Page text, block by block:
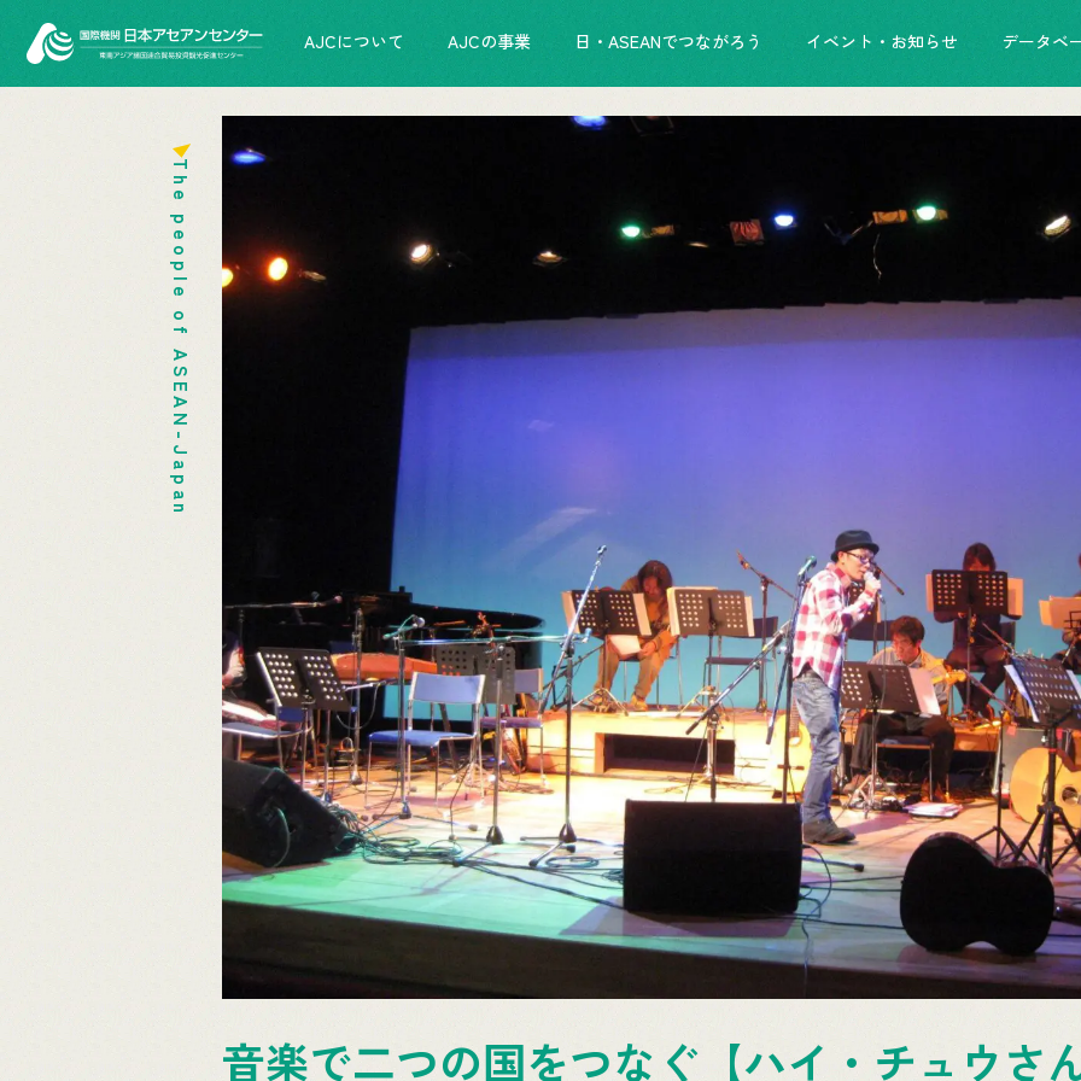
AJCについて AJCの事業 日・ASEANでつながろう イベント・お知らせ データベ
The people of ASEAN-Japan
音楽で二つの国をつなぐ【ハイ・チュウさ